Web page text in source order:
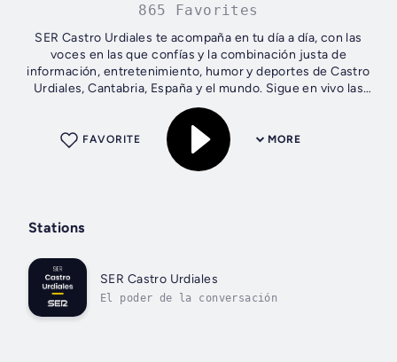
865 Favorites
SER Castro Urdiales te acompaña en tu día a día, con las
voces en las que confías y la combinación justa de
información, entretenimiento, humor y deportes de Castro
Urdiales, Cantabria, España y el mundo. Sigue en vivo las
noticias y escucha a los...
MORE
FAVORITE
Stations
SER Castro Urdiales
El poder de la conversación